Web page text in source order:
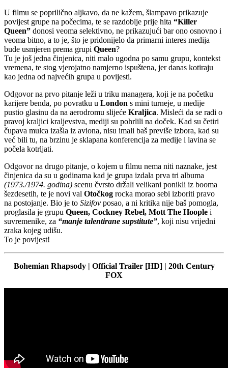
U filmu se poprilično aljkavo, da ne kažem, šlampavo prikazuje
povijest grupe na počecima, te se razdoblje prije hita “Killer
Queen” donosi veoma selektivno, ne prikazujući bar ono osnovno i
veoma bitno, a to je, što je pridonijelo da primarni interes medija
bude usmjeren prema grupi Queen?
Tu je još jedna činjenica, niti malo ugodna po samu grupu, kontekst
vremena, te stog vjerojatno namjerno ispuštena, jer danas kotiraju
kao jedna od najvećih grupa u povijesti.
Odgovor na prvo pitanje leži u triku managera, koji je na početku
karijere benda, po povratku u London s mini turneje, u medije
pustio glasinu da na aerodromu slijeće Kraljica. Misleći da se radi o
pravoj kraljici kraljevstva, mediji su pohrlili na doček. Kad su četiri
čupava mulca izašla iz aviona, nisu imali baš previše izbora, kad su
već bili tu, na brzinu je sklapana konferencija za medije i lavina se
počela kotrljati.
Odgovor na drugo pitanje, o kojem u filmu nema niti naznake, jest
činjenica da su u godinama kad je grupa izdala prva tri albuma
(1973./1974. godina) scenu čvrsto držali velikani ponikli iz booma
šezdesetih, te je novi val Otočkog rocka morao sebi izboriti pravo
na postojanje. Bio je to Sizifov posao, a ni kritika nije baš pomogla,
proglasila je grupu Queen, Cockney Rebel, Mott The Hoople i
suvremenike, za “manje talentirane supstitute”, koji nisu vrijedni
zraka kojeg udišu.
To je povijest!
Bohemian Rhapsody | Official Trailer [HD] | 20th Century
FOX